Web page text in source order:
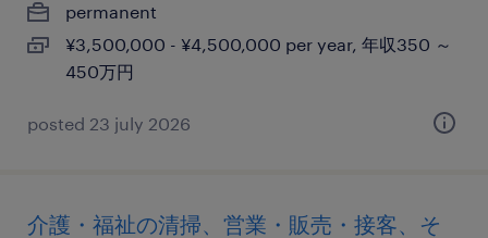
permanent
¥3,500,000 - ¥4,500,000 per year, 年収350 ～
450万円
posted 23 july 2026
介護・福祉の清掃、営業・販売・接客、そ